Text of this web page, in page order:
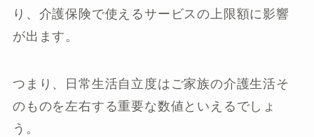
り、介護保険で使えるサービスの上限額に影響
が出ます。
つまり、日常生活自立度はご家族の介護生活そ
のものを左右する重要な数値といえるでしょ
う。